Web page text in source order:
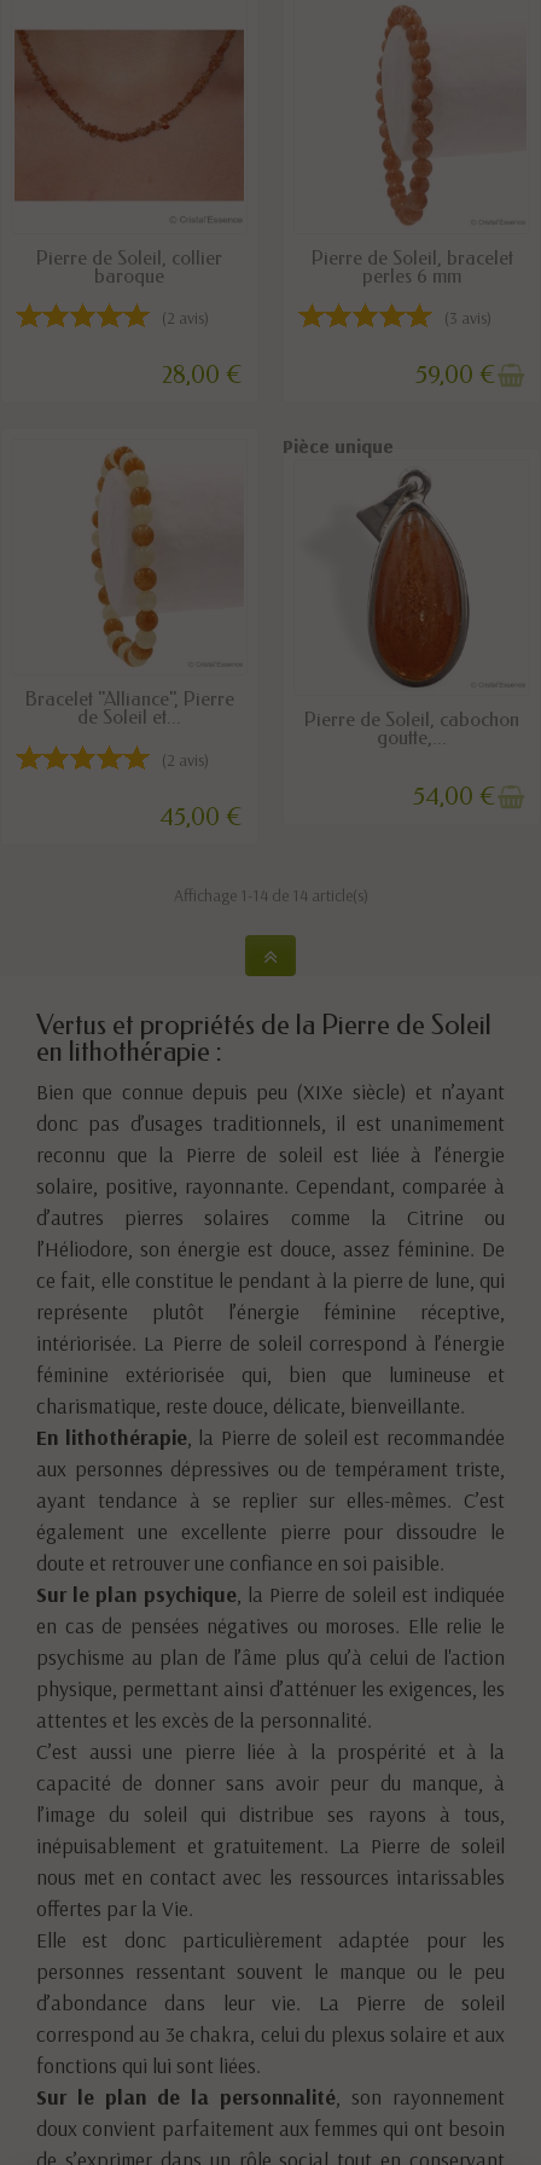
DISPONIBLE
Pierre de Soleil, collier
baroque
(2 avis)
28,00 €
RUPTURE DE STOCK
Pierre de Soleil, bracelet
perles 6 mm
(3 avis)
59,00 €
DISPONIBLE
Bracelet "Alliance", Pierre
de Soleil et...
(2 avis)
45,00 €
RUPTURE DE STOCK
Pièce unique
Pierre de Soleil, cabochon
goutte,...
54,00 €
Pièce unique
Affichage 1-14 de 14 article(s)
Vertus et propriétés de la Pierre de Soleil
en lithothérapie :
Bien que connue depuis peu (XIXe siècle) et n’ayant
donc pas d’usages traditionnels, il est unanimement
reconnu que la Pierre de soleil est liée à l’énergie
solaire, positive, rayonnante. Cependant, comparée à
d’autres pierres solaires comme la Citrine ou
l’Héliodore, son énergie est douce, assez féminine. De
ce fait, elle constitue le pendant à la pierre de lune, qui
représente plutôt l’énergie féminine réceptive,
intériorisée. La Pierre de soleil correspond à l’énergie
féminine extériorisée qui, bien que lumineuse et
charismatique, reste douce, délicate, bienveillante.
En lithothérapie, la Pierre de soleil est recommandée
aux personnes dépressives ou de tempérament triste,
ayant tendance à se replier sur elles-mêmes. C’est
également une excellente pierre pour dissoudre le
doute et retrouver une confiance en soi paisible.
Sur le plan psychique, la Pierre de soleil est indiquée
en cas de pensées négatives ou moroses. Elle relie le
psychisme au plan de l’âme plus qu’à celui de l'action
physique, permettant ainsi d’atténuer les exigences, les
attentes et les excès de la personnalité.
C’est aussi une pierre liée à la prospérité et à la
capacité de donner sans avoir peur du manque, à
l’image du soleil qui distribue ses rayons à tous,
inépuisablement et gratuitement. La Pierre de soleil
nous met en contact avec les ressources intarissables
offertes par la Vie.
Elle est donc particulièrement adaptée pour les
personnes ressentant souvent le manque ou le peu
d’abondance dans leur vie. La Pierre de soleil
correspond au 3e chakra, celui du plexus solaire et aux
fonctions qui lui sont liées.
Sur le plan de la personnalité , son rayonnement
doux convient parfaitement aux femmes qui ont besoin
de s’exprimer dans un rôle social tout en conservant